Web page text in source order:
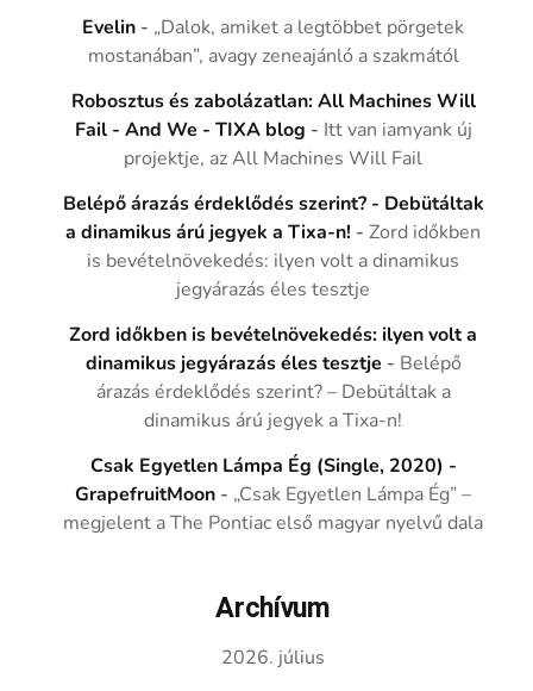
Evelin - „Dalok, amiket a legtöbbet pörgetek
mostanában”, avagy zeneajánló a szakmától
Robosztus és zabolázatlan: All Machines Will
Fail - And We - TIXA blog - Itt van iamyank új
projektje, az All Machines Will Fail
Belépő árazás érdeklődés szerint? - Debütáltak
a dinamikus árú jegyek a Tixa-n! -Zord időkben
is bevételnövekedés: ilyen volt a dinamikus
jegyárazás éles tesztje
Zord időkben is bevételnövekedés: ilyen volt a
dinamikus jegyárazás éles tesztje - Belépő
árazás érdeklődés szerint? – Debütáltak a
dinamikus árú jegyek a Tixa-n!
Csak Egyetlen Lámpa Ég (Single, 2020) -
GrapefruitMoon - „Csak Egyetlen Lámpa Ég” –
megjelent a The Pontiac első magyar nyelvű dala
Archívum
2026. július